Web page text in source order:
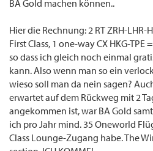
BA Gold machen können..
Hier die Rechnung: 2 RT ZRH-
First Class, 1 one-way CX HKG-
so dass ich gleich noch einmal
kann. Also wenn man so ein
wieso soll man da nein sagen?
erwartet auf dem Rückweg mit 2
angekommen ist, war BA Gold
ich pro Jahr mind. 35 Oneworld
Class Lounge-Zugang habe. The